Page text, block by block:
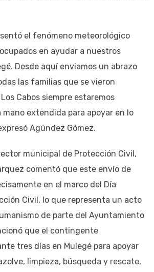
el fenómeno meteorológico
en ayudar a nuestros
Desde aquí enviamos un abrazo
las familias que se vieron
Cabos siempre estaremos
mano extendida para apoyar en lo
Agúndez Gómez.
municipal de Protección Civil,
comentó que este envío de
en el marco del Día
Civil, lo que representa un acto
de parte del Ayuntamiento
que el contingente
tres días en Mulegé para apoyar
limpieza, búsqueda y rescate,